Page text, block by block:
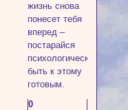
жизнь снова
понесет тебя
вперед –
постарайся
психологически
быть к этому
готовым.
0